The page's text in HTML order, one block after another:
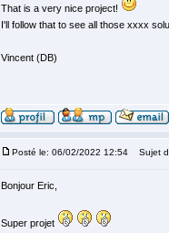
That is a very nice project!
I'll follow that to see all those xxxx
Vincent (DB)
Posté le: 06/02/2022 12:54 Sujet
Bonjour Eric,
Super projet